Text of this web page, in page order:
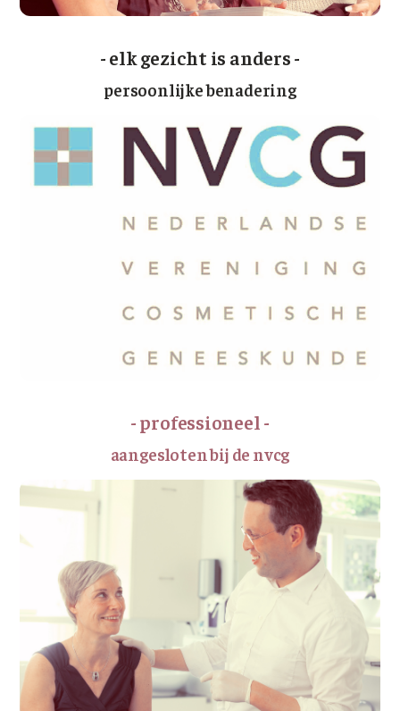
- elk gezicht is anders -
persoonlijke benadering
- professioneel -
aangesloten bij de nvcg